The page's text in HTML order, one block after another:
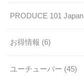
PRODUCE 101 Japan
お得情報 (6)
ユーチューバー (45)